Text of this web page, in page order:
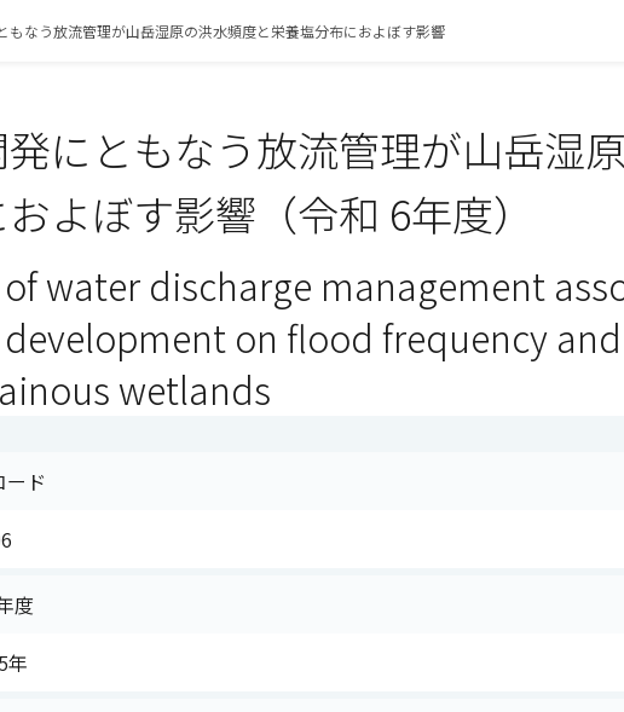
もなう放流管理が山岳湿原の洪水頻度と栄養塩分布におよぼす影響
にともなう放流管理が山岳湿
よぼす影響（令和 6年度）
of water discharge management
on flood frequency
wetlands
ド
度
年